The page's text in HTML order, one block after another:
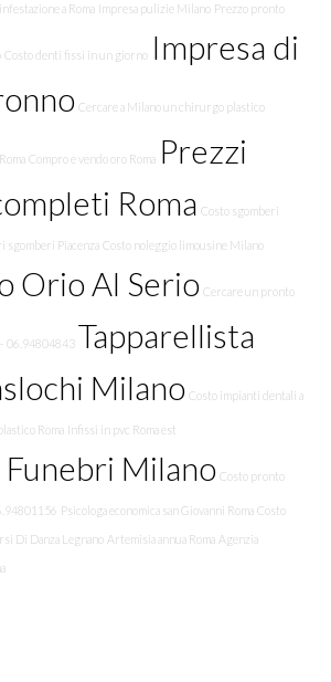
a Roma Impresa pulizie Milano Prezzo pronto
Costo denti fissi in un giorno Impresa di
Cercare a Milano un chirurgo plastico
Compro e vendo oro Roma Prezzi
Roma Costo sgomberi
sgomberi Piacenza Costo noleggio limousine Milano
Orio Al Serio Cercare un pronto
06.94804843 Tapparellista
Milano Costo impianti dentali a
Roma Infissi in pvc Roma est
Milano Costo pronto
Psicologa economica san Giovanni Roma Costo
Di Danza Legnano Artemisia annua Roma Agenzia